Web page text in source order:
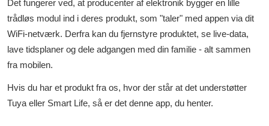
Det fungerer ved, at producenter af elektronik bygger en lille
trådløs modul ind i deres produkt, som "taler" med appen via dit
WiFi-netværk. Derfra kan du fjernstyre produktet, se live-data,
lave tidsplaner og dele adgangen med din familie - alt sammen
fra mobilen.
Hvis du har et produkt fra os, hvor der står at det understøtter
Tuya eller Smart Life, så er det denne app, du henter.